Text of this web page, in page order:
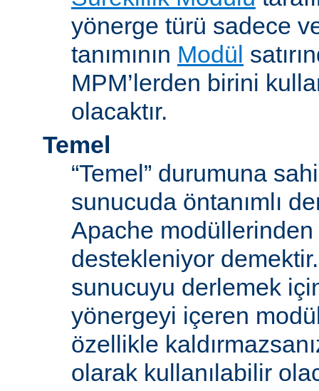
yönerge türü sadece
tanımının Modül
MPM’lerden birini
olacaktır.
Temel
“Temel” durumuna
sunucuda öntanımlı
Apache modüllerinden
destekleniyor
sunucuyu derlemek
yönergeyi içeren
özellikle
olarak kullanılabilir